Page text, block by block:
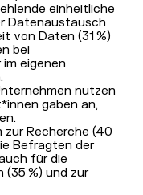
einheitliche
Datenaustausch
von Daten (31 %)
bei
eigenen
nutzen
gaben an,
zur Recherche (40
Befragten der
für die
(35 %) und zur